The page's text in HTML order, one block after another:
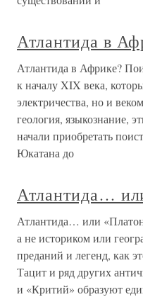
Атлантида в
Атлантида в Африке?
к началу XIX века,
электричества, но и
геология, языкознание,
начали приобретать
Юкатана до
Атлантида…
Атлантида… или
а не историком или
преданий и легенд, как
Тацит и ряд других
и «Критий» образуют